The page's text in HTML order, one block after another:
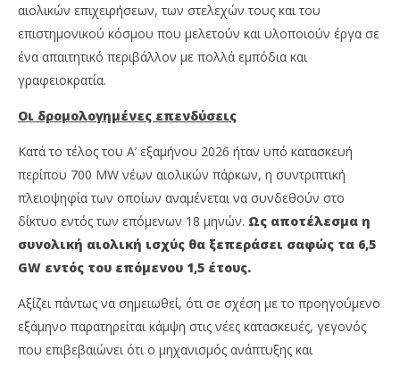
αιολικών επιχειρήσεων, των στελεχών τους και του
επιστημονικού κόσμου που μελετούν και υλοποιούν έργα σε
ένα απαιτητικό περιβάλλον με πολλά εμπόδια και
γραφειοκρατία.
Οι δρομολογημένες επενδύσεις
Κατά το τέλος του Α’ εξαμήνου 2026 ήταν υπό κατασκευή
περίπου 700 MW νέων αιολικών πάρκων, η συντριπτική
πλειοψηφία των οποίων αναμένεται να συνδεθούν στο
δίκτυο εντός των επόμενων 18 μηνών. Ως αποτέλεσμα η
συνολική αιολική ισχύς θα ξεπεράσει σαφώς τα 6,5
GW εντός του επόμενου 1,5 έτους.
Αξίζει πάντως να σημειωθεί, ότι σε σχέση με το προηγούμενο
εξάμηνο παρατηρείται κάμψη στις νέες κατασκευές, γεγονός
που επιβεβαιώνει ότι ο μηχανισμός ανάπτυξης και